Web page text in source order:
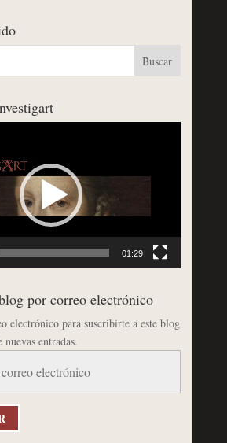
01:29
por correo electrónico
electrónico para suscribirte a este blog
entradas.